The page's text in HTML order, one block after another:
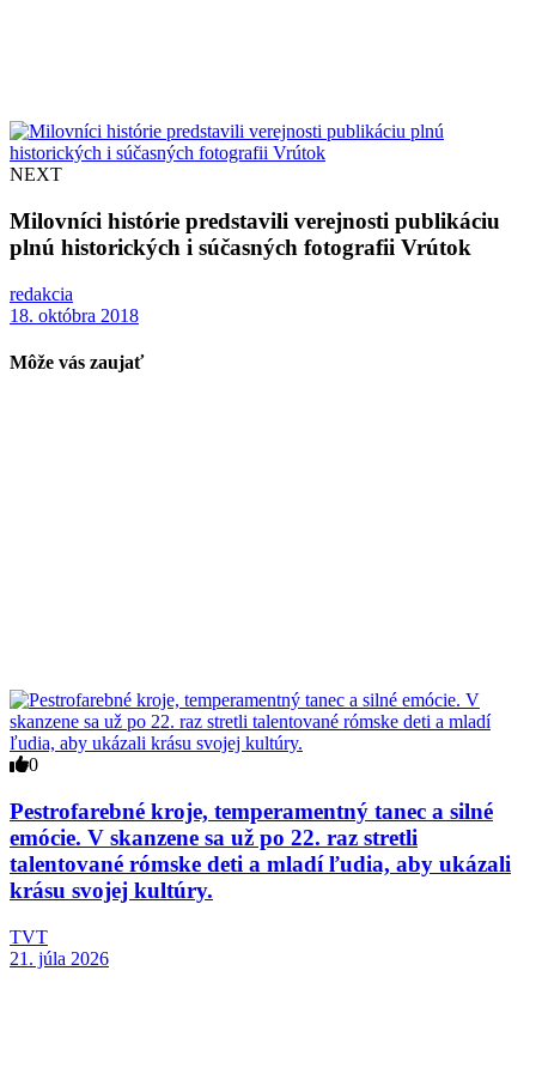
NEXT
Milovníci histórie predstavili verejnosti publikáciu
plnú historických i súčasných fotografii Vrútok
redakcia
18. októbra 2018
Môže vás zaujať
0
Pestrofarebné kroje, temperamentný tanec a silné
emócie. V skanzene sa už po 22. raz stretli
talentované rómske deti a mladí ľudia, aby ukázali
krásu svojej kultúry.
TVT
21. júla 2026